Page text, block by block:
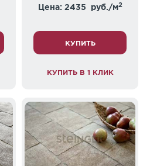
Цена: 2435 руб./м2
КУПИТЬ
КУПИТЬ В 1 КЛИК